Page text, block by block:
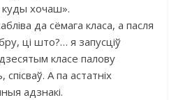
куды хочаш».
да сёмага класа, а пасля
ці што?… я запусціў
класе палову
А па астатніх
адзнакі.